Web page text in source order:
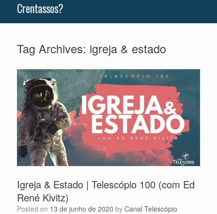
Crentassos?
Tag Archives: igreja & estado
Igreja & Estado | Telescópio 100 (com Ed
René Kivitz)
Posted on 13 de junho de 2020 by Canal Telescópio